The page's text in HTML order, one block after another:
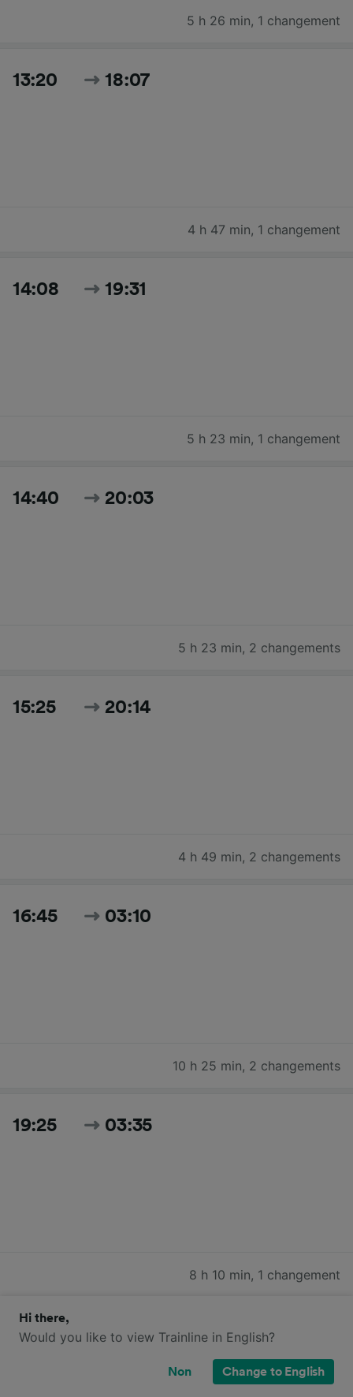
5 h 26 min, 1 changement
13:20 18:07
4 h 47 min, 1 changement
14:08 19:31
5 h 23 min, 1 changement
14:40 20:03
5 h 23 min, 2 changements
15:25 20:14
4 h 49 min, 2 changements
16:45 03:10
10 h 25 min, 2 changements
19:25 03:35
8 h 10 min, 1 changement
Rechercher tous les horaires et prix du jour
Hi there,
Would you like to view Trainline in English?
Non Change to English